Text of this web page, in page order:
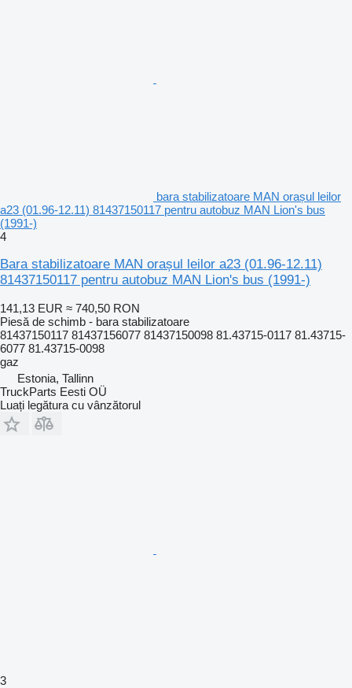
bara stabilizatoare MAN orașul leilor
a23 (01.96-12.11) 81437150117 pentru autobuz MAN Lion's bus
(1991-)
4
Bara stabilizatoare MAN orașul leilor a23 (01.96-12.11)
81437150117 pentru autobuz MAN Lion's bus (1991-)
141,13 EUR ≈ 740,50 RON
Piesă de schimb - bara stabilizatoare
81437150117 81437156077 81437150098 81.43715-0117 81.43715-
6077 81.43715-0098
gaz
Estonia, Tallinn
TruckParts Eesti OÜ
Luați legătura cu vânzătorul
3